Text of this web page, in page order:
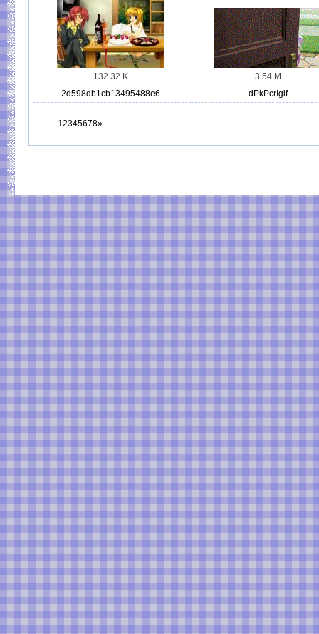
132.32 K
2d598db1cb13495488e6
3.54 M
dPkPcrIgif
12345678»